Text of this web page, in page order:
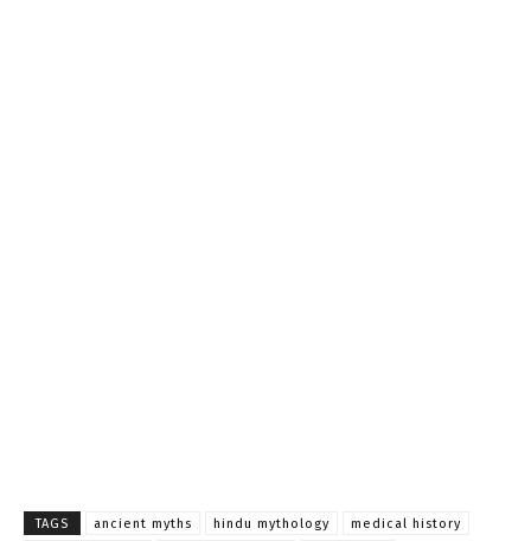
TAGS ancient myths hindu mythology medical history